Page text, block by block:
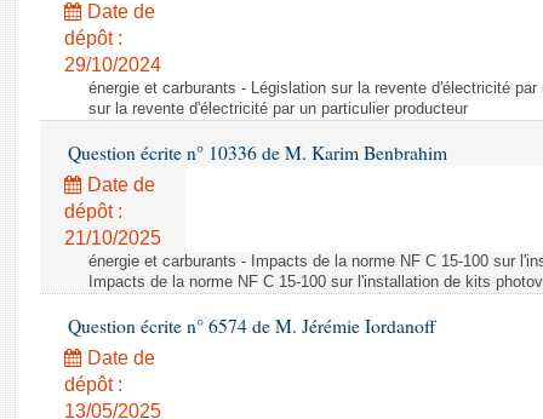
Date de
dépôt :
29/10/2024
énergie et carburants - Législation sur la revente d'électricité
sur la revente d'électricité par un particulier producteur
Question écrite n° 10336 de M. Karim Benbrahim
Date de
dépôt :
21/10/2025
énergie et carburants - Impacts de la norme NF C 15-100 sur
Impacts de la norme NF C 15-100 sur l'installation de kits
Question écrite n° 6574 de M. Jérémie Iordanoff
Date de
dépôt :
13/05/2025